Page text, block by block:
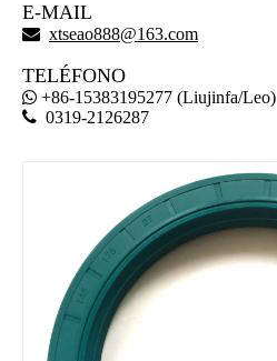
E-MAIL
 xtseao888@163.com
TELÉFONO
 +86-15383195277 (Liujinfa/Leo)
 0319-2126287